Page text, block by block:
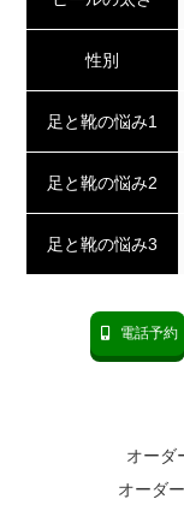
性別
足と靴の悩み1
足と靴の悩み2
足と靴の悩み3
電話予約
オーダ
オーダ